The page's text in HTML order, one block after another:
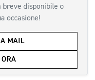
breve disponibile o
occasione!
MAIL